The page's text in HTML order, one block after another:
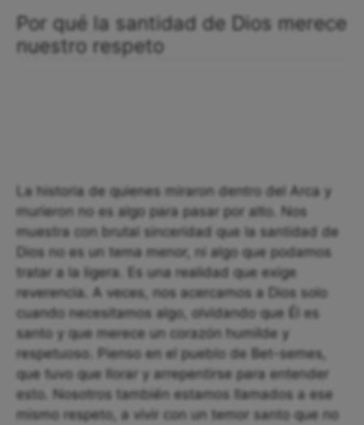
Por qué la santidad de Dios merece
nuestro respeto
La historia de quienes miraron dentro del Arca y
murieron no es algo para pasar por alto. Nos
muestra con brutal sinceridad que la santidad de
Dios no es un tema menor, ni algo que podamos
tratar a la ligera. Es una realidad que exige
reverencia. A veces, nos acercamos a Dios solo
cuando necesitamos algo, olvidando que Él es
santo y que merece un corazón humilde y
respetuoso. Pienso en el pueblo de Bet-semes,
que tuvo que llorar y arrepentirse para entender
esto. Nosotros también estamos llamados a ese
mismo respeto, a vivir con un temor santo que no